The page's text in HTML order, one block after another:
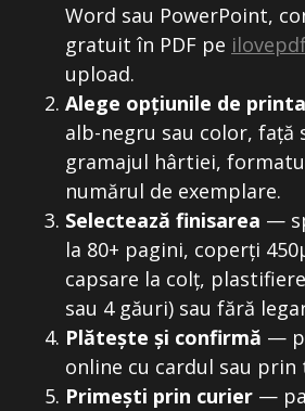
Word sau PowerPoint,
gratuit în PDF pe
upload.
Alege opțiunile de
alb-negru sau color, față
gramajul hârtiei,
numărul de exemplare.
Selectează finisarea —
la 80+ pagini, coperți
capsare la colț,
sau 4 găuri) sau fără
Plătește și confirmă —
online cu cardul sau
Primești prin curier —